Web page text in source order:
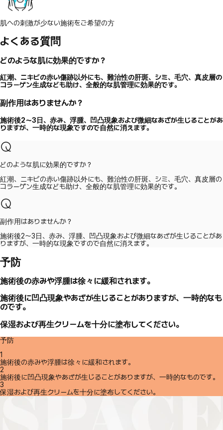
肌への刺激が少ない施術をご希望の方
よくある質問
どのような肌に効果的ですか？
紅潮、ニキビの赤い傷跡以外にも、難治性の肝斑、シミ、毛穴、真皮層の
コラーゲン生成なども助け、全般的な肌管理に効果的です。
副作用はありませんか？
施術後2〜3日、赤み、浮腫、凹凸現象および微細なあざが生じることがあ
りますが、一時的な現象ですので自然に消えます。
どのような肌に効果的ですか？
紅潮、ニキビの赤い傷跡以外にも、難治性の肝斑、シミ、毛穴、真皮層の
コラーゲン生成なども助け、全般的な肌管理に効果的です。
副作用はありませんか？
施術後2〜3日、赤み、浮腫、凹凸現象および微細なあざが生じることがあ
りますが、一時的な現象ですので自然に消えます。
予防
施術後の赤みや浮腫は徐々に緩和されます。
施術後に凹凸現象やあざが生じることがありますが、一時的なも
のです。
保湿および再生クリームを十分に塗布してください。
予防
1
施術後の赤みや浮腫は徐々に緩和されます。
2
施術後に凹凸現象やあざが生じることがありますが、一時的なものです。
3
保湿および再生クリームを十分に塗布してください。